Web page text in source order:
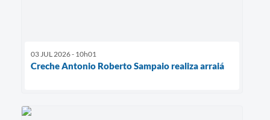
03 JUL 2026 - 10h01
Creche Antonio Roberto Sampaio realiza arraiá